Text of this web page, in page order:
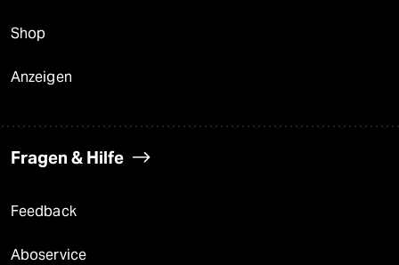
Shop
Anzeigen
Fragen & Hilfe
Feedback
Aboservice